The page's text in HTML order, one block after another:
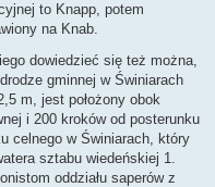
to Knapp, potem
na Knab.
dowiedzieć się też można,
gminnej w Świniarach
m, jest położony obok
i 200 kroków od posterunku
celnego w Świniarach, który
sztabu wiedeńskiej 1.
oddziału saperów z